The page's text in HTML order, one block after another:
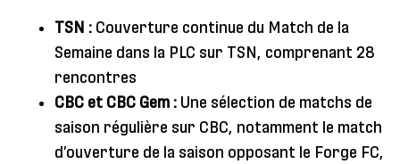
TSN : Couverture continue du Match de la
Semaine dans la PLC sur TSN, comprenant 28
rencontres
CBC et CBC Gem : Une sélection de matchs de
saison régulière sur CBC, notamment le match
d’ouverture de la saison opposant le Forge FC,